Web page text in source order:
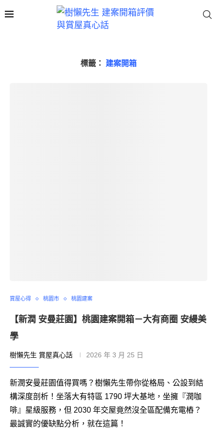
標籤： 建案開箱
賞屋心得 桃園市 桃園建案
【新潤 安曼莊園】桃園建案開箱－大有商圈 安縵美
學
樹懶先生 賞屋真心話 2026 年 3 月 25 日
新潤安曼莊園值得買嗎？樹懶先生帶你從格局、公設到結
構深度剖析！坐落大有特區 1790 坪大基地，坐擁『潤咖
啡』星級服務，但 2030 年交屋竟然沒全區配備充電樁？
最誠實的優缺點分析，就在這篇！